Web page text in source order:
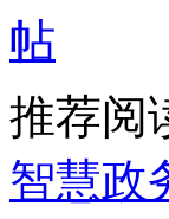
推荐阅
智慧政